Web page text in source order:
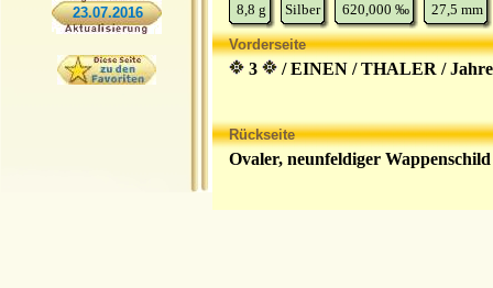
23.07.2016 8,8 g Silber 620,000 ‰ 27,5 mm
Vorderseite
3 / EINEN / THALER /
Rückseite
Ovaler, neunfeldiger